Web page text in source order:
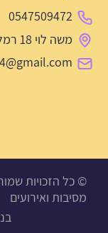
0547509472
משה לוי 18 רמלה (רשום מסיבאבלס על השלט בחנות)
מסיבות ואירועים